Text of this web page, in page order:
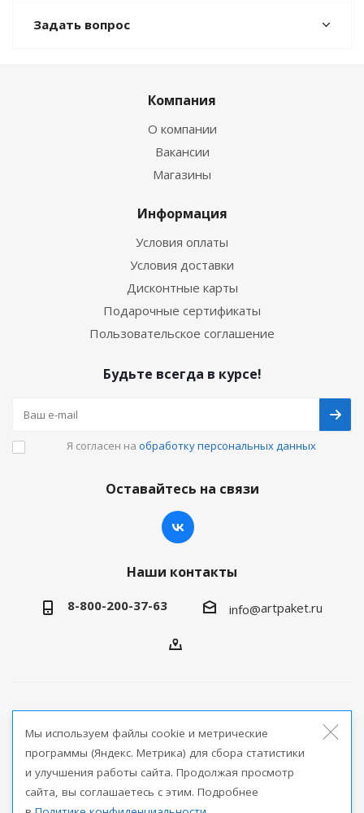
Задать вопрос
Компания
О компании
Вакансии
Магазины
Информация
Условия оплаты
Условия доставки
Дисконтные карты
Подарочные сертификаты
Пользовательское соглашение
Будьте всегда в курсе!
Я согласен на обработку персональных данных
Оставайтесь на связи
Наши контакты
8-800-200-37-63 info@artpaket.ru
продукции
Версия для печати
Мы используем файлы cookie и метрические
программы (Яндекс. Метрика) для сбора статистики
и улучшения работы сайта. Продолжая просмотр
сайта, вы соглашаетесь с этим. Подробнее